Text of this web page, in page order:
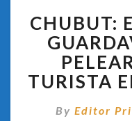
CHUBUT:
TURISTA
By Editor